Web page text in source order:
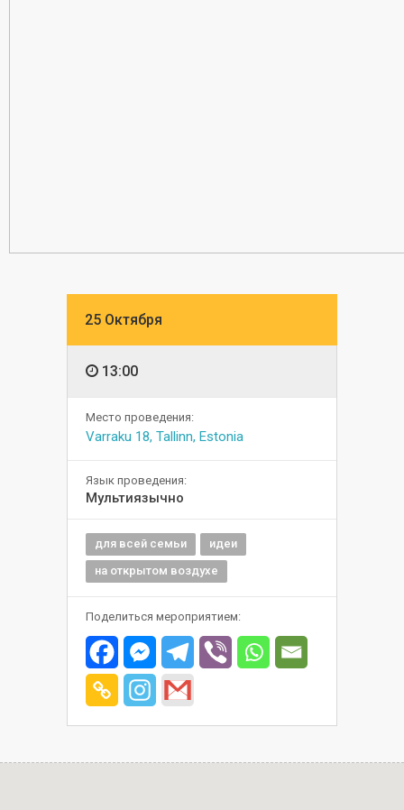
25 Октября
13:00
Место проведения:
Varraku 18, Tallinn, Estonia
Язык проведения:
Мультиязычно
для всей семьи
идеи
на открытом воздухе
Поделиться мероприятием: